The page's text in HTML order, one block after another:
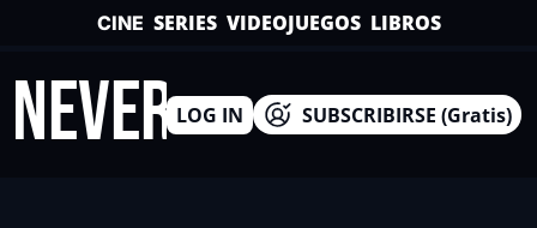
CINE SERIES VIDEOJUEGOS LIBROS
LOG IN SUBSCRIBIRSE (Gratis)